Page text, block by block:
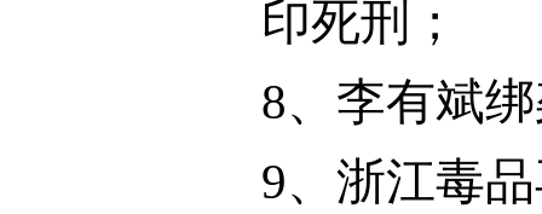
印死刑；
8、李有斌
9、浙江毒